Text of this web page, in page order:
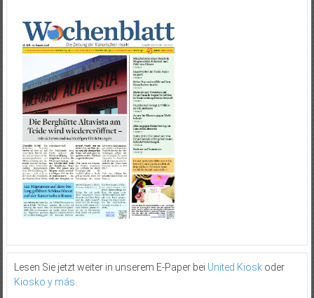
Lesen Sie jetzt weiter in unserem E-Paper bei United Kioskoder
Kiosko y más.